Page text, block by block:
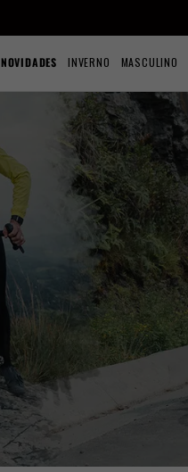
NOVIDADES INVERNO MASCULINO